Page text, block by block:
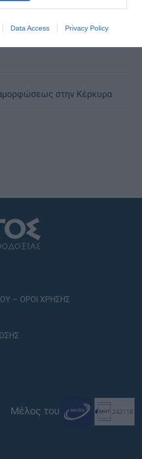
Data Access Privacy Policy
τον προστάτη των παιδιών
στην Κέρκυρα
– ΟΡΟΙ ΧΡΗΣΗΣ
Μέλος του